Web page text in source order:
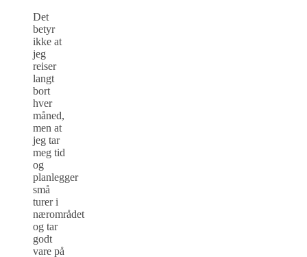
Det
betyr
ikke at
jeg
reiser
langt
bort
hver
måned,
men at
jeg tar
meg tid
og
planlegger
små
turer i
nærområdet
og tar
godt
vare på